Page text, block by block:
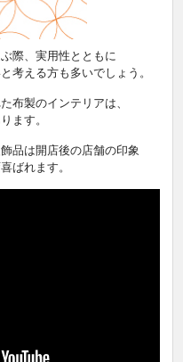
際、実用性とともに
考える方も多いでしょう。
布製のインテリアは、
ます。
品は開店後の店舗の印象
ばれます。